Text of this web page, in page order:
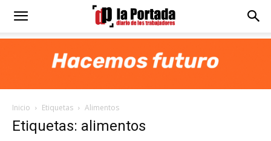
Diario
Portada
Inicio Etiquetas Alimentos
Etiquetas: alimentos